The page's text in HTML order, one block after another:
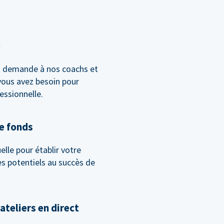
à nos coachs et
avez besoin pour
fonds
pour établir votre
potentiels au succès de
en direct